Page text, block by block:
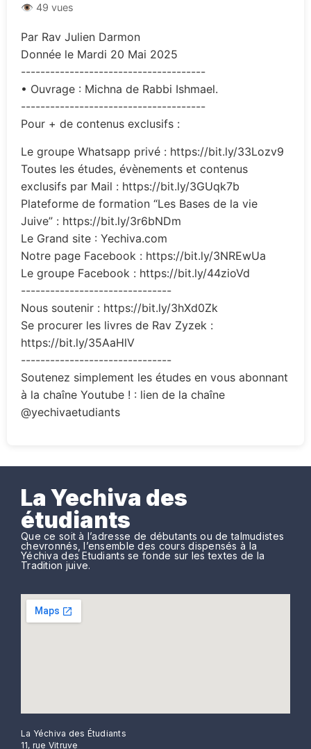
👁 49 vues
Par Rav Julien Darmon
Donnée le Mardi 20 Mai 2025
--------------------------------------
• Ouvrage : Michna de Rabbi Ishmael.
--------------------------------------
Pour + de contenus exclusifs :
Le groupe Whatsapp privé : https://bit.ly/33Lozv9
Toutes les études, évènements et contenus
exclusifs par Mail : https://bit.ly/3GUqk7b
Plateforme de formation “Les Bases de la vie
Juive” : https://bit.ly/3r6bNDm
Le Grand site : Yechiva.com
Notre page Facebook : https://bit.ly/3NREwUa
Le groupe Facebook : https://bit.ly/44zioVd
-------------------------------
Nous soutenir : https://bit.ly/3hXd0Zk
Se procurer les livres de Rav Zyzek :
https://bit.ly/35AaHlV
-------------------------------
Soutenez simplement les études en vous abonnant
à la chaîne Youtube ! : lien de la chaîne
@yechivaetudiants
La Yechiva des
étudiants
Que ce soit à l’adresse de débutants ou de talmudistes
chevronnés, l’ensemble des cours dispensés à la
Yéchiva des Etudiants se fonde sur les textes de la
Tradition juive.
La Yéchiva des Étudiants
11, rue Vitruve